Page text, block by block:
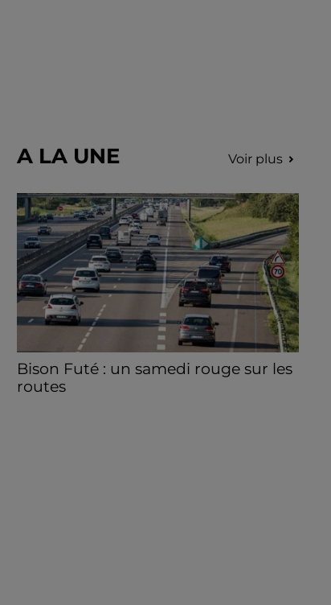
A LA UNE Voir plus
Bison Futé : un samedi rouge sur les
routes